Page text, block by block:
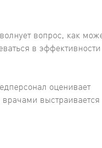
вопрос, как
в эффективности
оценивает
выстраивается